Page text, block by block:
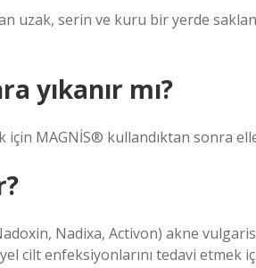
uzak, serin ve kuru bir yerde
yıkanır mı?
MAGNİS® kullandıktan sonra
Nadixa, Activon) akne
enfeksiyonlarını tedavi etmek